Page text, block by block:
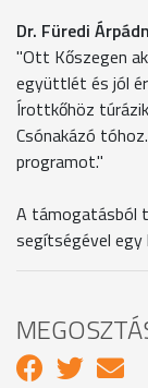
Dr. Füredi
"Ott Kőszegen
együttlét és jól
Írottkőhöz
Csónakázó
programot."
A támogatásból
segítségével egy